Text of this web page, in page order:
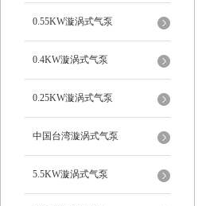
0.55KW漩涡式气泵
0.4KW漩涡式气泵
0.25KW漩涡式气泵
中国台湾漩涡式气泵
5.5KW漩涡式气泵